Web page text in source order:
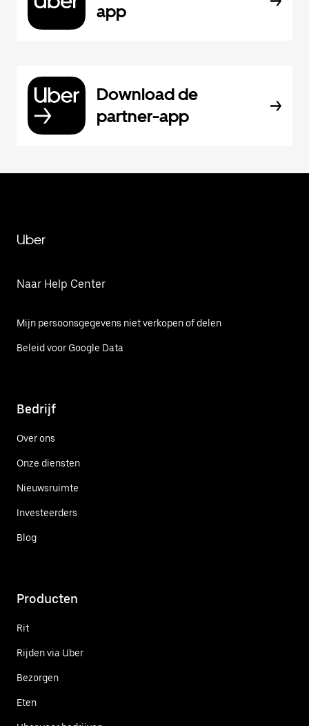
app
Download de
partner-app
Uber
Naar Help Center
Mijn persoonsgegevens niet verkopen of delen
Beleid voor Google Data
Bedrijf
Over ons
Onze diensten
Nieuwsruimte
Investeerders
Blog
Producten
Rit
Rijden via Uber
Bezorgen
Eten